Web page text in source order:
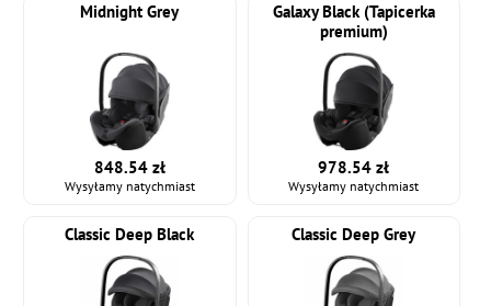
Midnight Grey
848.54 zł
Wysyłamy natychmiast
Galaxy Black (Tapicerka
premium)
978.54 zł
Wysyłamy natychmiast
Classic Deep Black Classic Deep Grey